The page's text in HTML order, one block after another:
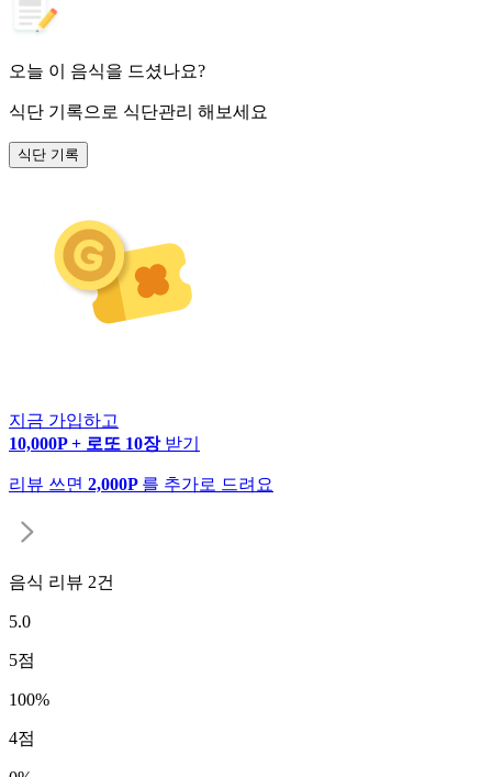
오늘 이 음식을 드셨나요?
식단 기록으로 식단관리 해보세요
식단 기록
지금 가입하고
10,000P + 로또 10장 받기
리뷰 쓰면 2,000P 를 추가로 드려요
음식 리뷰 2건
5.0
5점
100%
4점